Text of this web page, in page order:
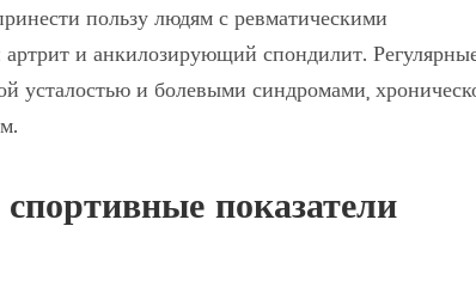
пользу людям с ревматическими
и анкилозирующий спондилит.
усталостью и болевыми синдромами,
показатели